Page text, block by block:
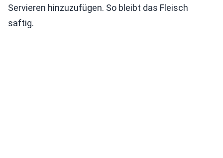
Servieren hinzuzufügen. So bleibt das Fleisch
saftig.